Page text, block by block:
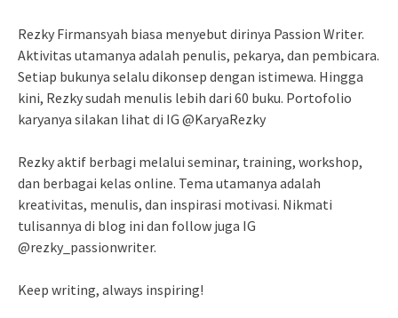
Rezky Firmansyah biasa menyebut dirinya Passion Writer.
Aktivitas utamanya adalah penulis, pekarya, dan pembicara.
Setiap bukunya selalu dikonsep dengan istimewa. Hingga
kini, Rezky sudah menulis lebih dari 60 buku. Portofolio
karyanya silakan lihat di IG @KaryaRezky
Rezky aktif berbagi melalui seminar, training, workshop,
dan berbagai kelas online. Tema utamanya adalah
kreativitas, menulis, dan inspirasi motivasi. Nikmati
tulisannya di blog ini dan follow juga IG
@rezky_passionwriter.
Keep writing, always inspiring!